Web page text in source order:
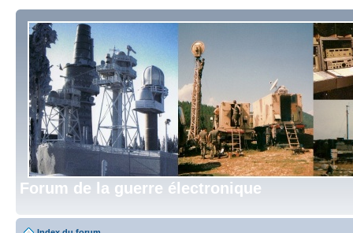
Forum de la guerre électronique